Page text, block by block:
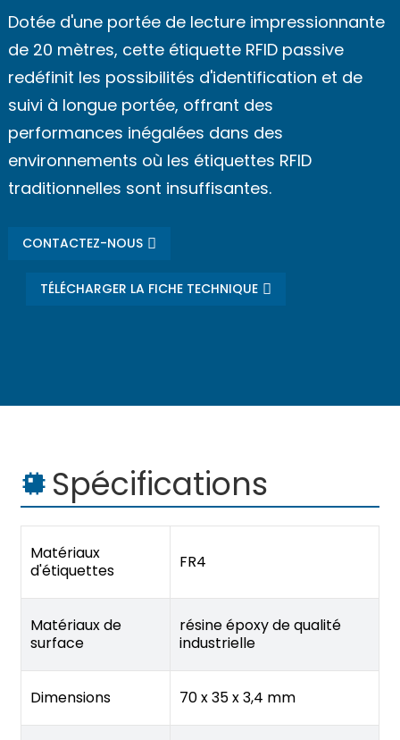
Dotée d'une portée de lecture impressionnante
de 20 mètres, cette étiquette RFID passive
redéfinit les possibilités d'identification et de
suivi à longue portée, offrant des
performances inégalées dans des
environnements où les étiquettes RFID
traditionnelles sont insuffisantes.
CONTACTEZ-NOUS
TÉLÉCHARGER LA FICHE TECHNIQUE
Spécifications
Matériaux
d'étiquettes
FR4
Matériaux de
surface
résine époxy de qualité
industrielle
Dimensions 70 x 35 x 3,4 mm